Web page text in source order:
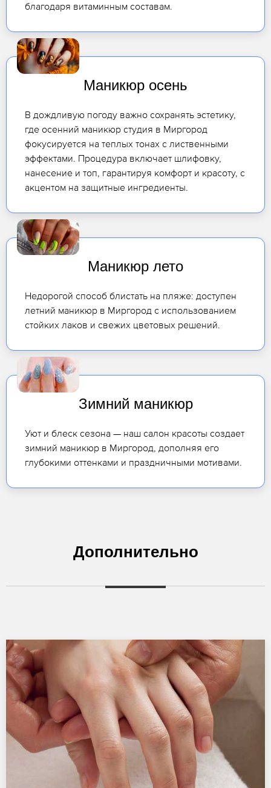
благодаря витаминным составам.
Маникюр осень
В дождливую погоду важно сохранять эстетику,
где осенний маникюр студия в Миргород
фокусируется на теплых тонах с лиственными
эффектами. Процедура включает шлифовку,
нанесение и топ, гарантируя комфорт и красоту, с
акцентом на защитные ингредиенты.
Маникюр лето
Недорогой способ блистать на пляже: доступен
летний маникюр в Миргород с использованием
стойких лаков и свежих цветовых решений.
Зимний маникюр
Уют и блеск сезона — наш салон красоты создает
зимний маникюр в Миргород, дополняя его
глубокими оттенками и праздничными мотивами.
Дополнительно